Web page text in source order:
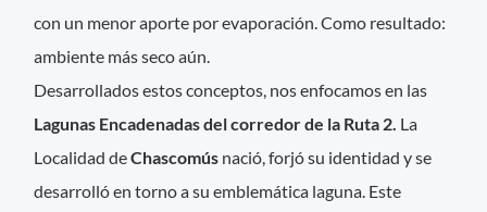
con un menor aporte por evaporación. Como resultado:
ambiente más seco aún.
Desarrollados estos conceptos, nos enfocamos en las
Lagunas Encadenadas del corredor de la Ruta 2. La
Localidad deChascomús nació, forjó su identidad y se
desarrolló en torno a su emblemática laguna. Este